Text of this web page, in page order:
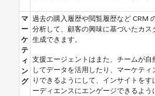
マ
ー
ケ
テ
ィ
ン
グ
過去の購入履歴や閲覧履歴など CRM
分析して、顧客の興味に基づいたカ
生成できます。
支援エージェントはまた、チームが
してデータを活用したり、マーケテ
りできるようにして、インサイトを
ーディエンスにエンゲージできるよう